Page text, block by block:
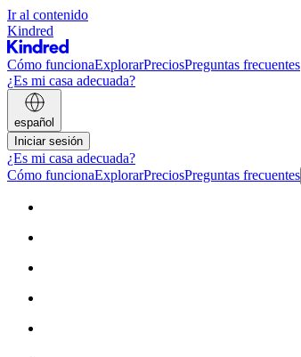
Ir al contenido
Kindred
Cómo funcionaExplorarPreciosPreguntas frecuentes
¿Es mi casa adecuada?
español
Iniciar sesión
¿Es mi casa adecuada?
Cómo funcionaExplorarPreciosPreguntas frecuentes